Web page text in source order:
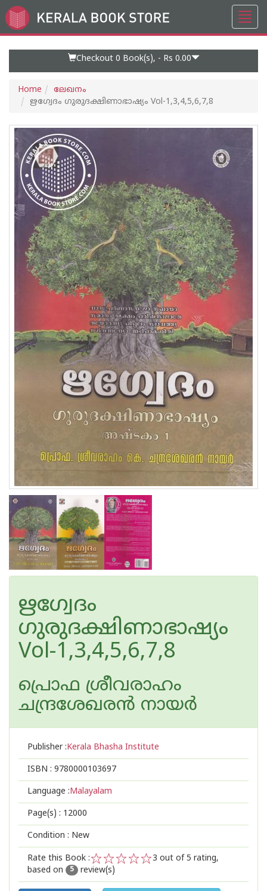
Go
to
Checkout 0 Book(s), - Rs 0.00
Home
ലേഖനം
ഋഗ്വേദം ഗുരുദക്ഷിണാഭാഷ്യം Vol-1,3,4,5,6,7,8
ഋഗ്വേദം
ഗുരുദക്ഷിണാഭാഷ്യം
Vol-1,3,4,5,6,7,8
പ്രൊഫ ശ്രീവരാഹം
ചന്ദ്രശേഖരന്‍ നായര്‍
Publisher :Kerala Bhasha Institute
ISBN : 9780000103697
Language :Malayalam
Page(s) : 12000
Condition : New
Rate this Book :
2
1
3 out of 5 rating,
based on
5 review(s)